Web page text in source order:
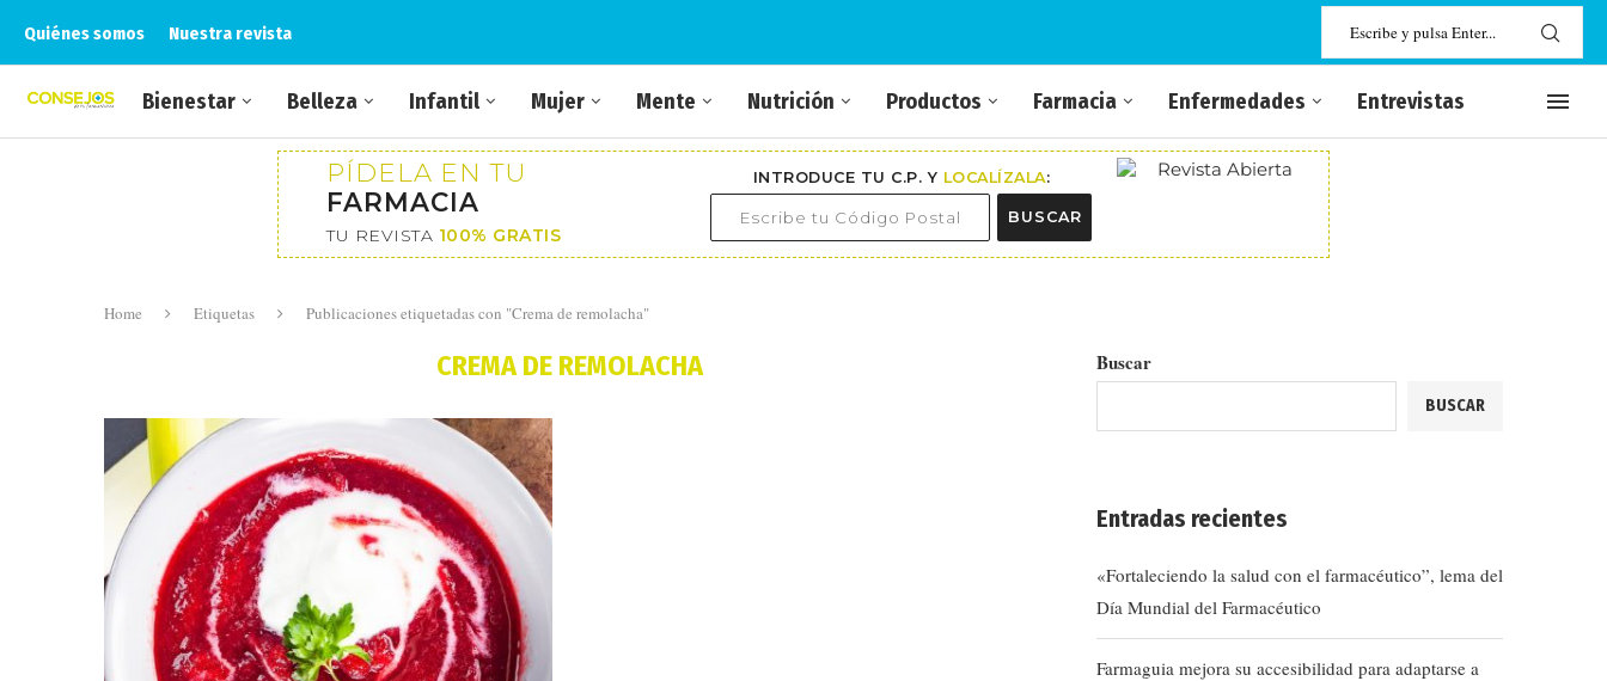
Quiénes somos Nuestra revista
Bienestar Belleza Infantil Mujer Mente Nutrición Productos Farmacia Enfermedades Entrevistas
PÍDELA EN TU
FARMACIA
TU REVISTA 100% GRATIS
INTRODUCE TU C.P. Y LOCALÍZALA:
BUSCAR
Home Etiquetas Publicaciones etiquetadas con "Crema de remolacha"
CREMA DE REMOLACHA Buscar
BUSCAR
Entradas recientes
«Fortaleciendo la salud con el farmacéutico”, lema del
Día Mundial del Farmacéutico
Farmaguia mejora su accesibilidad para adaptarse a